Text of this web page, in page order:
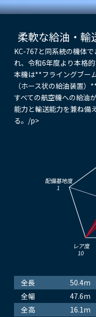
柔軟な給油・輸
KC-767と同系統の機体
れ、令和6年度より本格的
本機は**フライングブー
（ホース状の給油装置
すべての航空機への給油
能力と輸送能力を兼ね備
る。/p>
レア度
10
配備基地度
1
全長
50.4m
全幅
47.6m
全高
16.1m